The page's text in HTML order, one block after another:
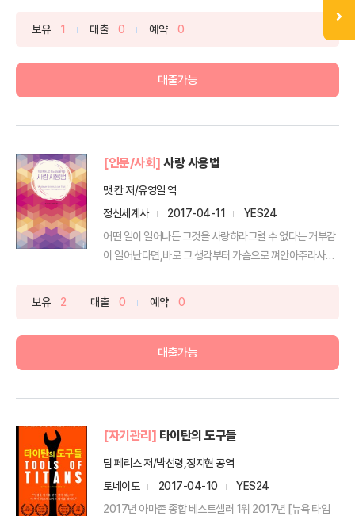
보유 1 대출 0 예약 0
대출가능
[인문/사회] 사랑 사용법
맷 칸 저/유영일 역
정신세계사
2017-04-11
YES24
어떤 일이 일어나든 그것을 사랑하라그럴 수 없다는 거부감
이 일어난다면,바로 그 생각부터 가슴으로 껴안아주라사랑
보유 2 대출 0 예약 0
대출가능
[자기관리] 타이탄의 도구들
팀 페리스 저/박선령,정지현 공역
토네이도
2017-04-10
YES24
2017년 아마존 종합 베스트셀러 1위 2017년 [뉴욕 타임